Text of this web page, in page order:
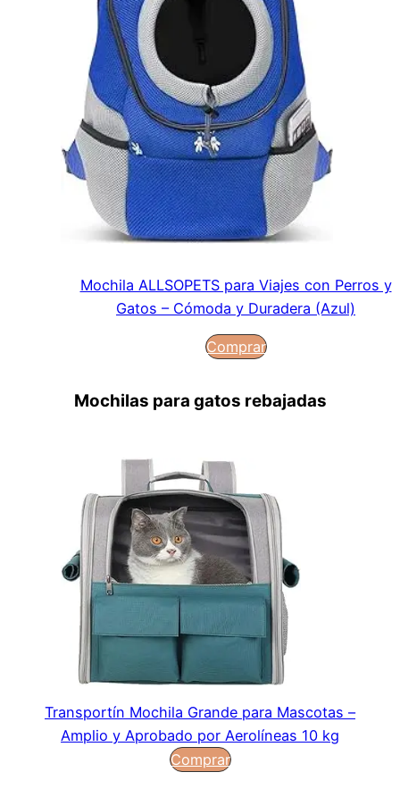
Mochila ALLSOPETS para Viajes con Perros y
Gatos – Cómoda y Duradera (Azul)
Comprar
Mochilas para gatos rebajadas
Transportín Mochila Grande para Mascotas –
Amplio y Aprobado por Aerolíneas 10 kg
Comprar